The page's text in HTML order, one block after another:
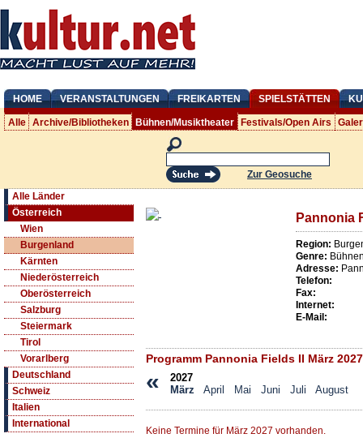
HOME VERANSTALTUNGEN FREIKARTEN SPIELSTÄTTEN
Alle Archive/Bibliotheken Bühnen/Musiktheater Festivals/Open Airs
Zur Geosuche
Alle Länder
Österreich
Wien
Burgenland
Kärnten
Niederösterreich
Oberösterreich
Salzburg
Steiermark
Tirol
Vorarlberg
Deutschland
Schweiz
Italien
International
Pannonia
Region:
Genre:
Adresse:
Telefon:
Fax:
Internet:
E-Mail:
Programm Pannonia Fields II März 2027
«
2027
März
April Mai Juni Juli August
Keine Termine für März 2027 vorhanden.